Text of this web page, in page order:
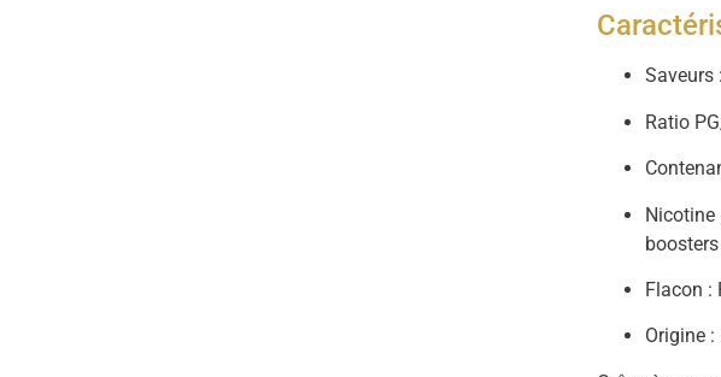
Saveurs
Ratio
Nicotine
boosters
Flacon :
Origine